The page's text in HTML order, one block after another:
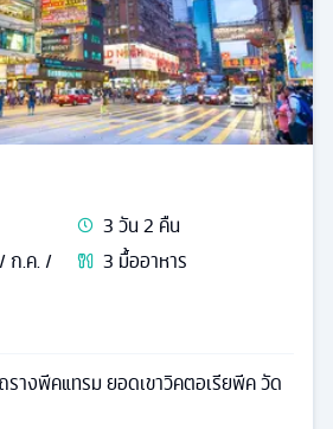
3วัน2 คืน
ก.ค. /
3 มื้ออาหาร
างพีคแทรม ยอดเขาวิคตอเรียพีค วัด